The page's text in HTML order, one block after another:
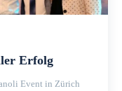
Erfolg
Event in Zürich